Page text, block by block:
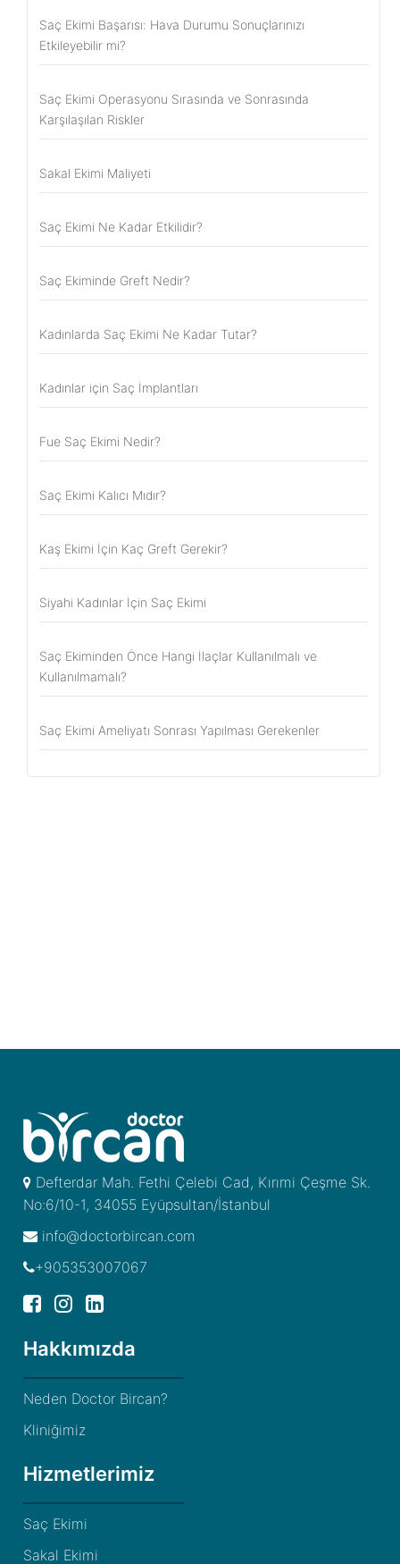
Saç Ekimi Başarısı: Hava Durumu Sonuçlarınızı
Etkileyebilir mi?
Saç Ekimi Operasyonu Sırasında ve Sonrasında
Karşılaşılan Riskler
Sakal Ekimi Maliyeti
Saç Ekimi Ne Kadar Etkilidir?
Saç Ekiminde Greft Nedir?
Kadınlarda Saç Ekimi Ne Kadar Tutar?
Kadınlar için Saç İmplantları
Fue Saç Ekimi Nedir?
Saç Ekimi Kalıcı Mıdır?
Kaş Ekimi İçin Kaç Greft Gerekir?
Siyahi Kadınlar İçin Saç Ekimi
Saç Ekiminden Önce Hangi İlaçlar Kullanılmalı ve
Kullanılmamalı?
Saç Ekimi Ameliyatı Sonrası Yapılması Gerekenler
Defterdar Mah. Fethi Çelebi Cad, Kırımi Çeşme Sk.
No:6/10-1, 34055 Eyüpsultan/İstanbul
info@doctorbircan.com
+905353007067
Hakkımızda
Neden Doctor Bircan?
Kliniğimiz
Hizmetlerimiz
Saç Ekimi
Sakal Ekimi